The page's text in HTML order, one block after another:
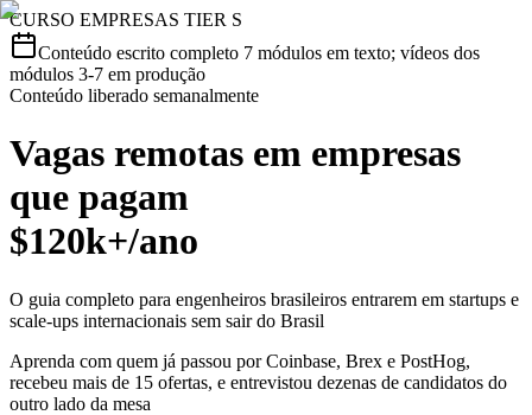
CURSO EMPRESAS TIER S
Conteúdo escrito completo 7 módulos em texto; vídeos dos
módulos 3-7 em produção
Conteúdo liberado semanalmente
Vagas remotas em empresas
que pagam
$120k+/ano
O guia completo para engenheiros brasileiros entrarem em startups e
scale-ups internacionais sem sair do Brasil
Aprenda com quem já passou por Coinbase, Brex e PostHog,
recebeu mais de 15 ofertas, e entrevistou dezenas de candidatos do
outro lado da mesa